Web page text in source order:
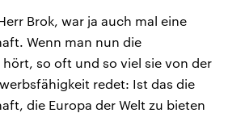
Brok, war ja auch mal eine
Wenn man nun die
hört, so oft und so viel sie von der
redet: Ist das die
die Europa der Welt zu bieten